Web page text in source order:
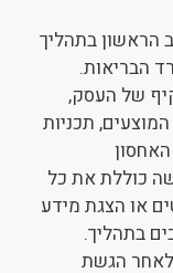
הראשון בתהליך
הבריאות.
של העסק,
תכניות
האחסון
כוללת את כל
או הצגת מידע
בתהליך.
הגשת